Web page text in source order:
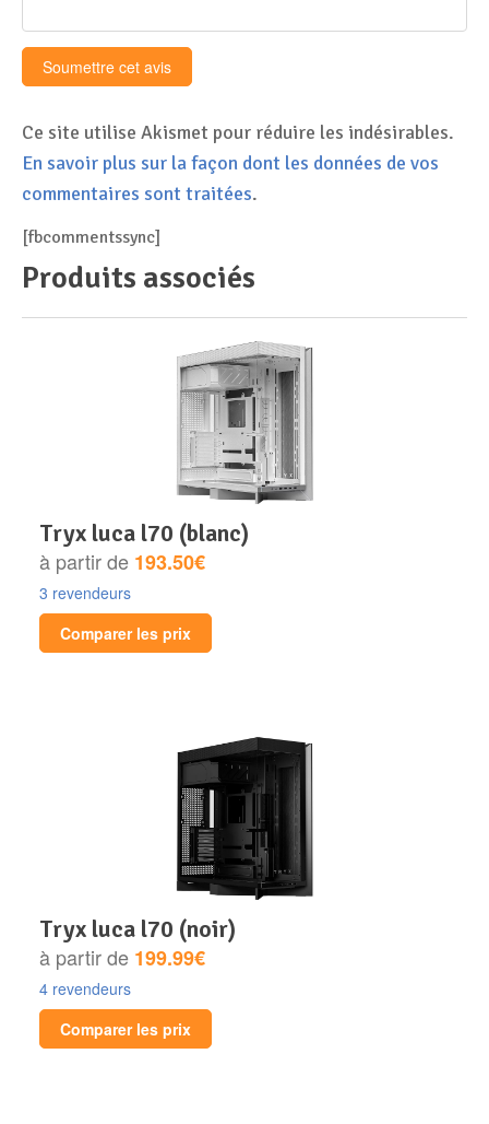
Ce site utilise Akismet pour réduire les indésirables.
En savoir plus sur la façon dont les données de vos
commentaires sont traitées.
[fbcommentssync]
Produits associés
tryx luca l70 (blanc)
à partir de 193.50€
3 revendeurs
Comparer les prix
tryx luca l70 (noir)
à partir de 199.99€
4 revendeurs
Comparer les prix